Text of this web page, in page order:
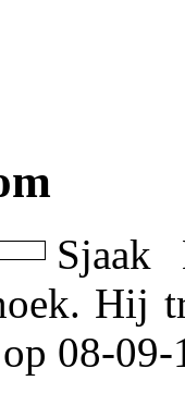
Sjaak
Hij
08-